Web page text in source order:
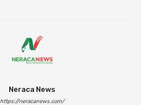
Neraca News
https://neracanews.com/